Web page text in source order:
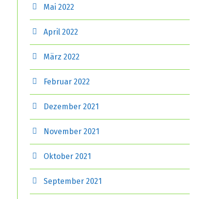
Mai 2022
April 2022
März 2022
Februar 2022
Dezember 2021
November 2021
Oktober 2021
September 2021